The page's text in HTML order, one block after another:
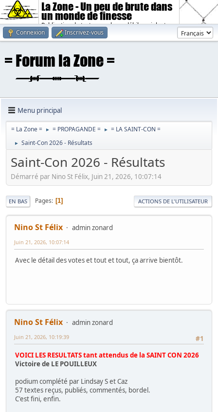
La Zone - Un peu de brute dans
un monde de finesse
Publication de textes sombres, débiles, violents.
Connexion
Inscrivez-vous
Menu principal
= La Zone = ► = PROPAGANDE = ► = LA SAINT-CON =
► Saint-Con 2026 - Résultats
Saint-Con 2026 - Résultats
Démarré par Nino St Félix, Juin 21, 2026, 10:07:14
EN BAS Pages 1 ACTIONS DE L'UTILISATEUR
Nino St Félix admin zonard
Juin 21, 2026, 10:07:14
Avec le détail des votes et tout et tout, ça arrive bientôt.
Nino St Félix
admin zonard
#1
Juin 21, 2026, 10:19:39
VOICI LES RESULTATS tant attendus de la SAINT CON 2026
Victoire de LE POUILLEUX
podium complété par Lindsay S et Caz
57 textes reçus, publiés, commentés, bordel.
C'est fini, enfin.